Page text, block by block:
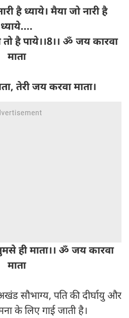
है ध्याये। मैया जो नारी है
ध्याये....
है पाये।।8।। ॐ जय कारवा
माता
तेरी जय करवा माता।
ही माता।। ॐ जय कारवा
माता
सौभाग्य, पति की दीर्घायु और
के लिए गाई जाती है।